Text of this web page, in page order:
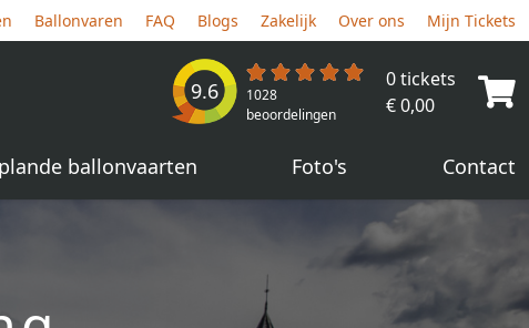
Ballonvaren FAQ Blogs Zakelijk Over ons Mijn Tickets
9.6
1028
beoordelingen
0 tickets
€ 0,00
ballonvaarten Foto's Contact